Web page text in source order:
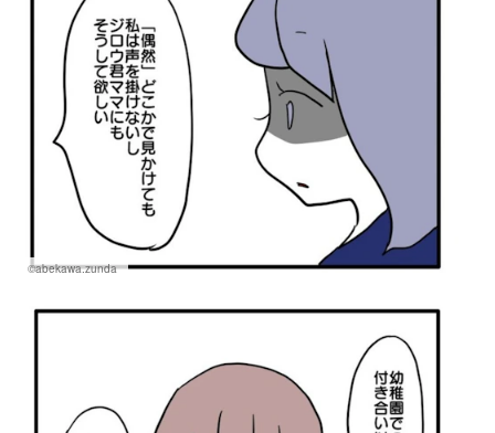
©abekawa.zunda